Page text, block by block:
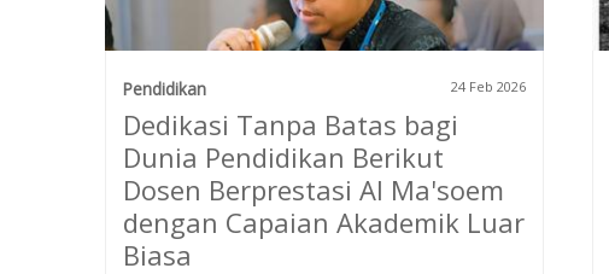
Pendidikan 24 Feb 2026
Dedikasi Tanpa Batas bagi
Dunia Pendidikan Berikut
Dosen Berprestasi Al Ma'soem
dengan Capaian Akademik Luar
Biasa